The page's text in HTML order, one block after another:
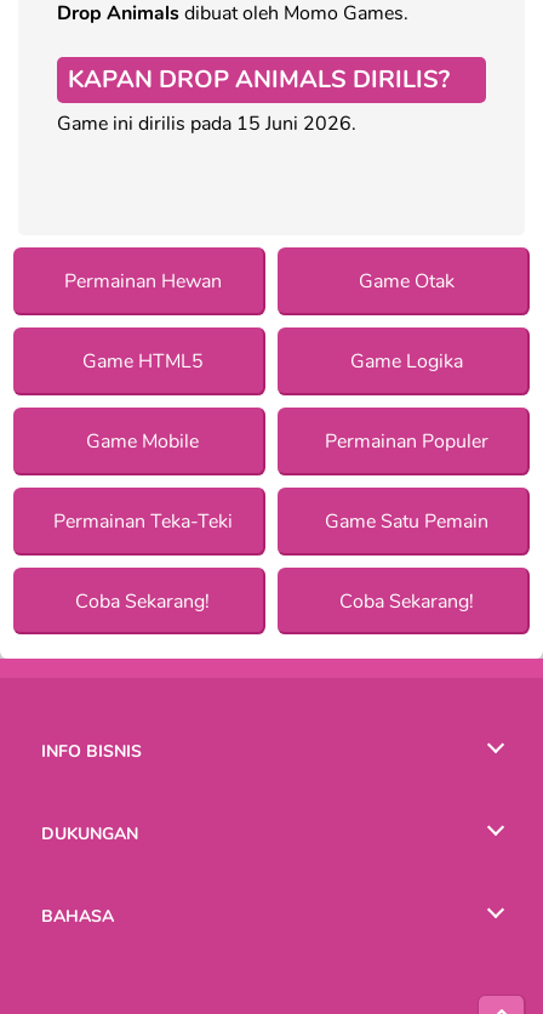
Drop Animalsdibuat oleh Momo Games.
KAPAN DROP ANIMALS DIRILIS?
Game ini dirilis pada 15 Juni 2026.
Permainan Hewan Game Otak
Game HTML5 Game Logika
Game Mobile Permainan Populer
Permainan Teka-Teki Game Satu Pemain
Coba Sekarang! Coba Sekarang!
INFO BISNIS
DUKUNGAN
BAHASA